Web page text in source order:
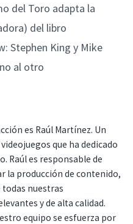
del Toro adapta la
del libro
Stephen King y Mike
al otro
es Raúl Martínez. Un
que ha dedicado
Raúl es responsable de
la producción de contenido,
todas nuestras
y de alta calidad.
equipo se esfuerza por